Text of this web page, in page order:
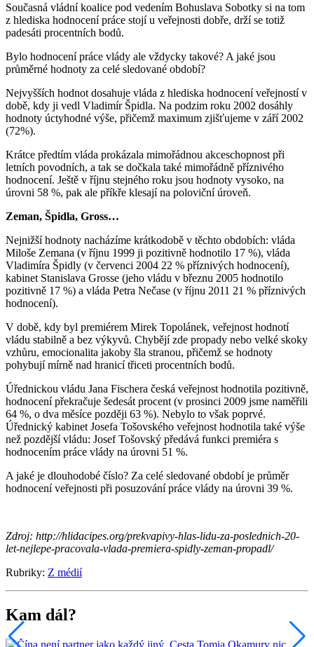
Současná vládní koalice pod vedením Bohuslava Sobotky si na tom
z hlediska hodnocení práce stojí u veřejnosti dobře, drží se totiž
padesáti procentních bodů.
Bylo hodnocení práce vlády ale vždycky takové? A jaké jsou
průměrné hodnoty za celé sledované období?
Nejvyšších hodnot dosahuje vláda z hlediska hodnocení veřejností v
době, kdy ji vedl Vladimír Špidla. Na podzim roku 2002 dosáhly
hodnoty úctyhodné výše, přičemž maximum zjišťujeme v září 2002
(72%).
Krátce předtím vláda prokázala mimořádnou akceschopnost při
letních povodních, a tak se dočkala také mimořádně příznivého
hodnocení. Ještě v říjnu stejného roku jsou hodnoty vysoko, na
úrovni 58 %, pak ale příkře klesají na poloviční úroveň.
Zeman, Špidla, Gross…
Nejnižší hodnoty nacházíme krátkodobě v těchto obdobích: vláda
Miloše Zemana (v říjnu 1999 ji pozitivně hodnotilo 17 %), vláda
Vladimíra Špidly (v červenci 2004 22 % příznivých hodnocení),
kabinet Stanislava Grosse (jeho vládu v březnu 2005 hodnotilo
pozitivně 17 %) a vláda Petra Nečase (v říjnu 2011 21 % příznivých
hodnocení).
V době, kdy byl premiérem Mirek Topolánek, veřejnost hodnotí
vládu stabilně a bez výkyvů. Chybějí zde propady nebo velké skoky
vzhůru, emocionalita jakoby šla stranou, přičemž se hodnoty
pohybují mírně nad hranicí třiceti procentních bodů.
Úřednickou vládu Jana Fischera česká veřejnost hodnotila pozitivně,
hodnocení překračuje šedesát procent (v prosinci 2009 jsme naměřili
64 %, o dva měsíce později 63 %). Nebylo to však poprvé.
Úřednický kabinet Josefa Tošovského veřejnost hodnotila také výše
než pozdější vládu: Josef Tošovský předává funkci premiéra s
hodnocením práce vlády na úrovni 51 %.
A jaké je dlouhodobé číslo? Za celé sledované období je průměr
hodnocení veřejnosti při posuzování práce vlády na úrovni 39 %.
Zdroj: http://hlidacipes.org/prekvapivy-hlas-lidu-za-poslednich-20-
let-nejlepe-pracovala-vlada-premiera-spidly-zeman-propadl/
Rubriky: Z médií
Kam dál?